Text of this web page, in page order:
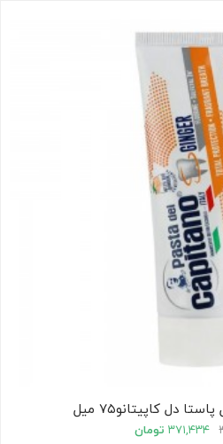
دل کاپیتانو۷۵ میل
۳۷۱,۴۳۴ تومان